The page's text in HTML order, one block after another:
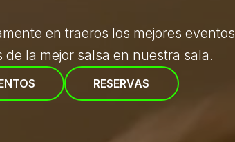
en traeros los mejores eventos
de la mejor salsa en nuestra sala.
RESERVAS